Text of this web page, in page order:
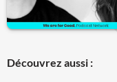
Découvrez aussi :